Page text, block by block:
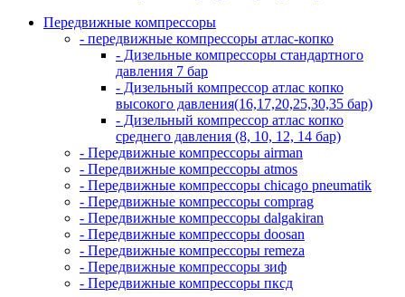
Передвижные компрессоры
- передвижные компрессоры атлас-копко
- Дизельные компрессоры стандартного
давления 7 бар
- Дизельный компрессор атлас копко
высокого давления(16,17,20,25,30,35 бар)
- Дизельный компрессор атлас копко
среднего давления (8, 10, 12, 14 бар)
- Передвижные компрессоры airman
- Передвижные компрессоры atmos
- Передвижные компрессоры chicago pneumatik
- Передвижные компрессоры comprag
- Передвижные компрессоры dalgakiran
- Передвижные компрессоры doosan
- Передвижные компрессоры remeza
- Передвижные компрессоры зиф
- Передвижные компрессоры пксд